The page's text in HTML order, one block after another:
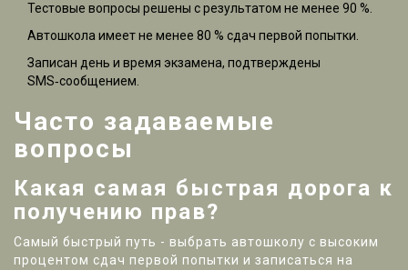
Тестовые вопросы решены с результатом не менее 90 %.
Автошкола имеет не менее 80 % сдач первой попытки.
Записан день и время экзамена, подтверждены
SMS‑сообщением.
Часто задаваемые
вопросы
Какая самая быстрая дорога к
получению прав?
Самый быстрый путь - выбрать автошколу с высоким
процентом сдач первой попытки и записаться на